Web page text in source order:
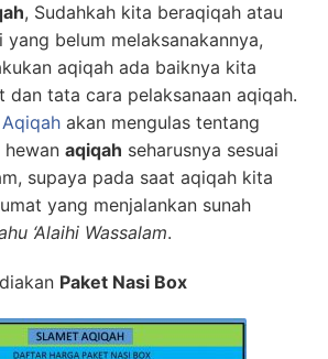
, Sudahkah kita beraqiqah atau
yang belum melaksanakannya,
aqiqah ada baiknya kita
dan tata cara pelaksanaan aqiqah.
akan mengulas tentang
hewan aqiqah seharusnya sesuai
supaya pada saat aqiqah kita
yang menjalankan sunah
‘Alaihi Wassalam.
Paket Nasi Box